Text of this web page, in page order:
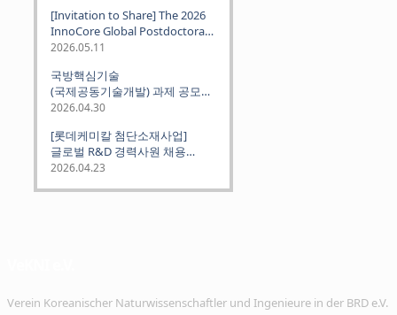
[Invitation to Share] The 2026
InnoCore Global Postdoctoral
Job Fair: Meet Korea's 4 Major
Institutes
2026.05.11
국방핵심기술
(국제공동기술개발) 과제 공모
안내 (~2026.06.26)
2026.04.30
[롯데케미칼 첨단소재사업]
글로벌 R&D 경력사원 채용
(~2026. 5.5)
2026.04.23
Verein Koreanischer Naturwissenschaftler und Ingenieure in der BRD e.V.